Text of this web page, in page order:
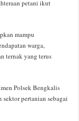
petani ikut
mampu
warga,
ternak yang terus
Polsek Bengkalis
pertanian sebagai